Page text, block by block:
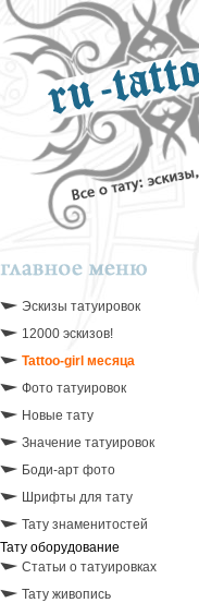
Эскизы татуировок
12000 эскизов!
Tattoo-girl месяца
Фото татуировок
Новые тату
Значение татуировок
Боди-арт фото
Шрифты для тату
Тату знаменитостей
Тату оборудование
Статьи о татуировках
Тату живопись